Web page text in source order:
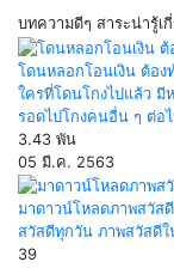
บทความดีๆ สาระน่ารู้เ
โดนหลอกโอนเงิน ต้อง
ใครที่โดนโกงไปแล้ว
รอดไปโกงคนอื่น ๆ ต่อ
3.43 พัน
05 มี.ค. 2563
มาดาวน์โหลดภาพสวัส
สวัสดีทุกวัน ภาพสวัสดีใ
39